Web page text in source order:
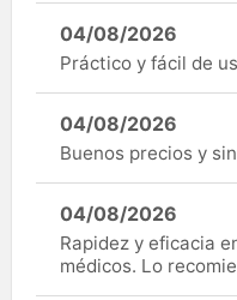
04/08/2026
Práctico y fácil de
04/08/2026
Buenos precios y
04/08/2026
Rapidez y eficacia
médicos. Lo